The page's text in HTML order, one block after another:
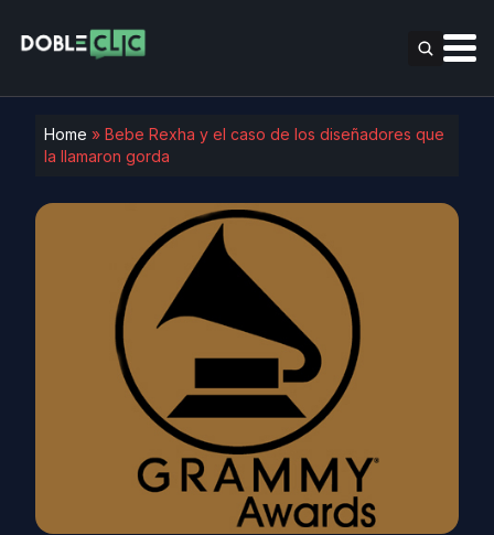
Home » Bebe Rexha y el caso de los diseñadores que
la llamaron gorda